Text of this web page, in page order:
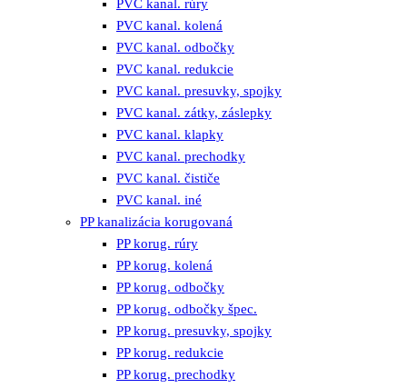
PVC kanal. rúry
PVC kanal. kolená
PVC kanal. odbočky
PVC kanal. redukcie
PVC kanal. presuvky, spojky
PVC kanal. zátky, záslepky
PVC kanal. klapky
PVC kanal. prechodky
PVC kanal. čističe
PVC kanal. iné
PP kanalizácia korugovaná
PP korug. rúry
PP korug. kolená
PP korug. odbočky
PP korug. odbočky špec.
PP korug. presuvky, spojky
PP korug. redukcie
PP korug. prechodky